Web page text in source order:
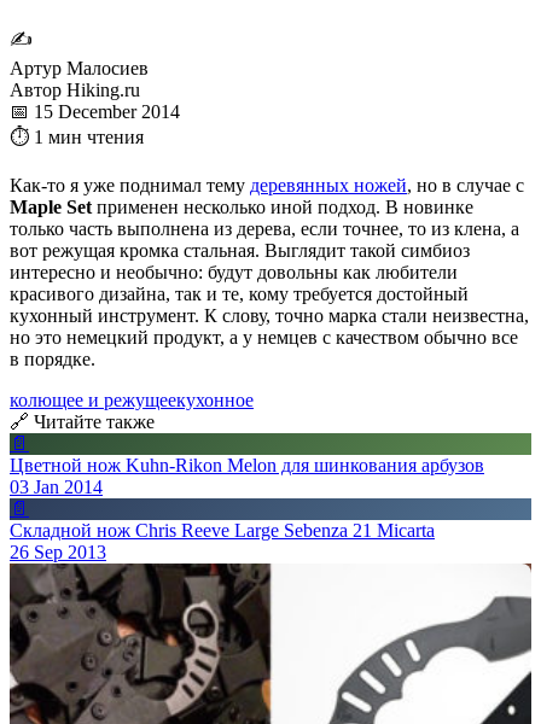
✍
Артур Малосиев
Автор Hiking.ru
📅 15 December 2014
⏱ 1 мин чтения
Как-то я уже поднимал тему деревянных ножей, но в случае с
Maple Set применен несколько иной подход. В новинке
только часть выполнена из дерева, если точнее, то из клена, а
вот режущая кромка стальная. Выглядит такой симбиоз
интересно и необычно: будут довольны как любители
красивого дизайна, так и те, кому требуется достойный
кухонный инструмент. К слову, точно марка стали неизвестна,
но это немецкий продукт, а у немцев с качеством обычно все
в порядке.
колющее и режущеекухонное
🔗 Читайте также
📄
Цветной нож Kuhn-Rikon Melon для шинкования арбузов
03 Jan 2014
📄
Складной нож Chris Reeve Large Sebenza 21 Micarta
26 Sep 2013